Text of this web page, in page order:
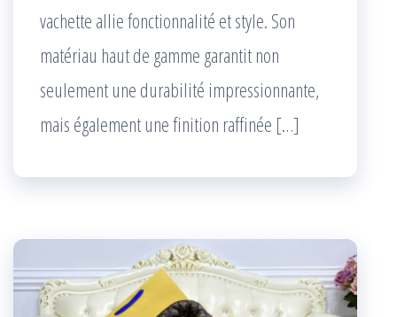
vachette allie fonctionnalité et style. Son
matériau haut de gamme garantit non
seulement une durabilité impressionnante,
mais également une finition raffinée […]